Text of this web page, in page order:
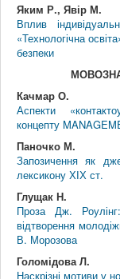
Яким Р., Явір М.
Вплив
«Технологічна
безпеки
Качмар О.
Аспекти
концепту
Паночко М.
Запозичення як
лексикону ХІХ ст.
Глущак Н.
Проза Дж.
відтворення
В. Морозова
Голомідова Л.
Наскрізні мотиви у